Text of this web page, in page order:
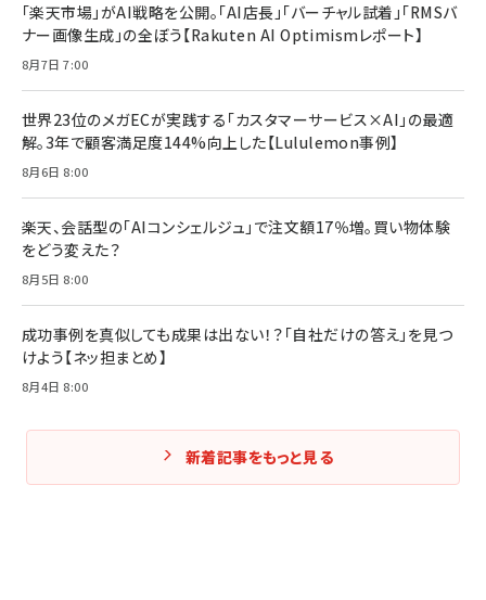
「楽天市場」がAI戦略を公開。「AI店長」「バーチャル試着」「RMSバ
ナー画像生成」の全ぼう【Rakuten AI Optimismレポート】
8月7日 7:00
世界23位のメガECが実践する「カスタマーサービス×AI」の最適
解。3年で顧客満足度144%向上した【Lululemon事例】
8月6日 8:00
楽天、会話型の「AIコンシェルジュ」で注文額17％増。買い物体験
をどう変えた？
8月5日 8:00
成功事例を真似しても成果は出ない！？「自社だけの答え」を見つ
けよう【ネッ担まとめ】
8月4日 8:00
新着記事をもっと見る